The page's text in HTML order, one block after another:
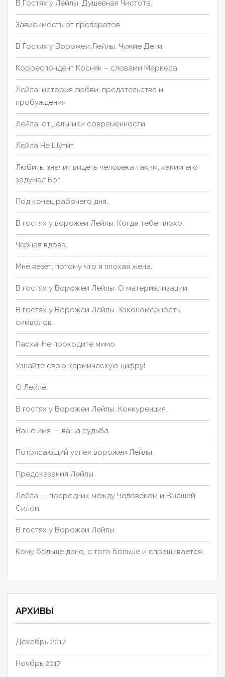
В Гостях у Лейлы. Душевная Чистота.
Зависимость от препаратов
В Гостях у Ворожеи Лейлы. Чужие Дети.
Корреспондент Косняк – словами Маркеса.
Лейла: история любви, предательства и
пробуждения
Лейла: отшельники современности
Лейла Не Шутит.
Любить, значит видеть человека таким, каким его
задумал Бог.
Под конец рабочего дня…
В гостях у ворожеи Лейлы. Когда тебе плохо.
Чёрная вдова.
Мне везёт, потому что я плохая жена.
В гостях у Ворожеи Лейлы. О материализации.
В гостях у Ворожеи Лейлы. Закономерность
символов.
Пасха! Не проходите мимо.
Узнайте свою кармическую цифру!
О Лейле.
В гостях у Ворожеи Лейлы. Конкуренция.
Ваше имя — ваша судьба.
Потрясающий успех ворожеи Лейлы.
Предсказания Лейлы.
Лейла — посредник между Человеком и Высшей
Силой.
В гостях у Ворожеи Лейлы.
Кому больше дано, с того больше и спрашивается.
АРХИВЫ
Декабрь 2017
Ноябрь 2017